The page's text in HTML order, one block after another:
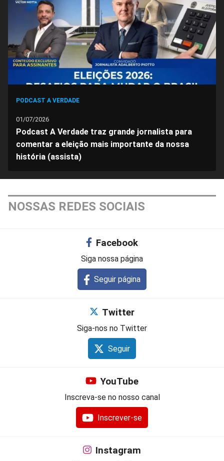
FacebookWhatsappTwitterMessengerTelegramGettr
PODCAST A VERDADE
01/07/2026
Podcast A Verdade traz grande jornalista para
comentar a eleição mais importante da nossa
história (assista)
NOSSAS REDES SOCIAIS
Facebook
Siga nossa página
Seguir página
Twitter
Siga-nos no Twitter
Seguir
YouTube
Inscreva-se no nosso canal
Inscrever-se
Instagram